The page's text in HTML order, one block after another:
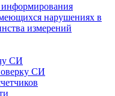
нарушениях в
измерений
СИ
СИ